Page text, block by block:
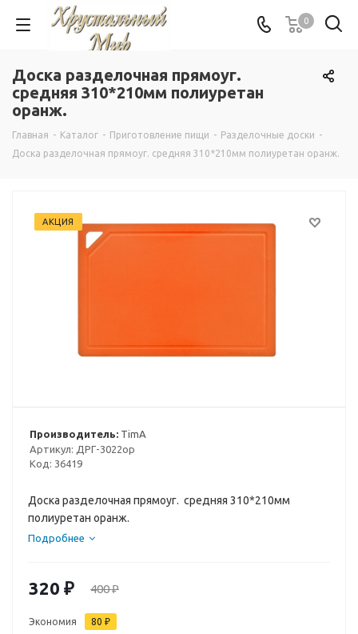
0
Доска разделочная прямоуг.
средняя 310*210мм полиуретан
оранж.
Главная - Каталог - Приготовление пищи - Разделочные доски -
Доска разделочная прямоуг. средняя 310*210мм полиуретан оранж.
АКЦИЯ
Производитель: TimA
Артикул: ДРГ-3022ор
Код: 36419
Доска разделочная прямоуг. средняя 310*210мм
полиуретан оранж.
Подробнее
320 ₽ 400₽
Экономия 80 ₽